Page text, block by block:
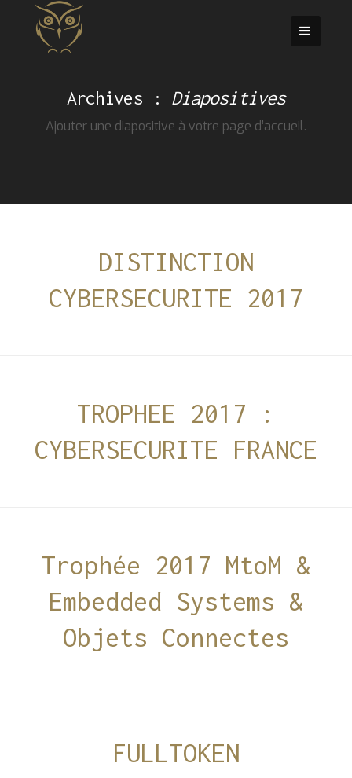
Passer
Archives : Diapositives
Ajouter une diapositive à votre page d’accueil.
DISTINCTION
CYBERSECURITE 2017
TROPHEE 2017 :
CYBERSECURITE FRANCE
Trophée 2017 MtoM &
Embedded Systems &
Objets Connectes
FULLTOKEN